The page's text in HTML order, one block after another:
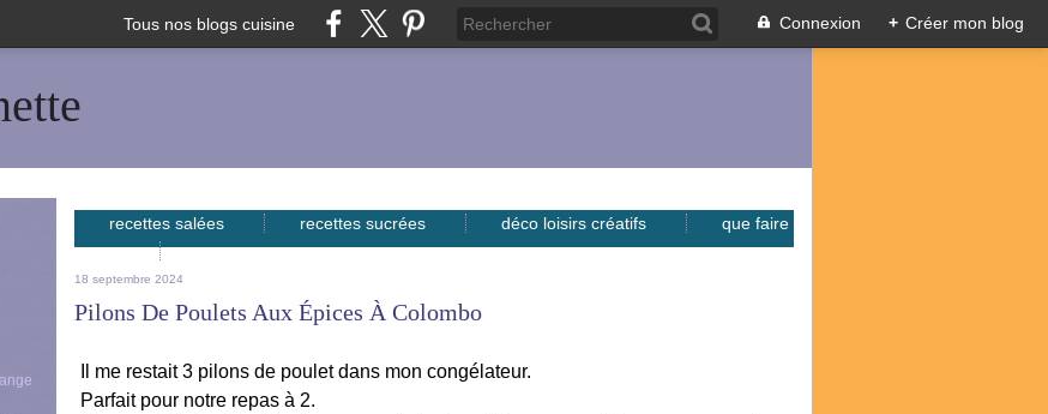
Tous nos blogs cuisine Connexion + Créer mon blog
recettes salées recettes sucrées déco loisirs créatifs
que faire
avec...
18 septembre 2024
Pilons De Poulets Aux Épices À Colombo
Il me restait 3 pilons de poulet dans mon congélateur.
Parfait pour notre repas à 2.